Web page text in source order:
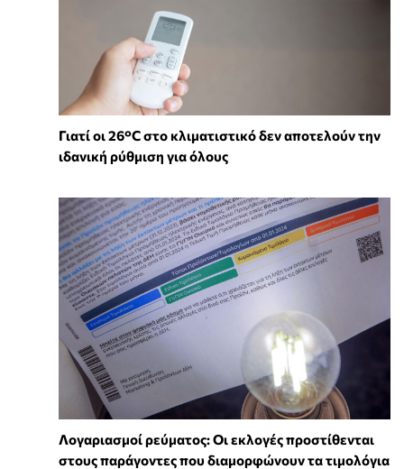
Γιατί οι 26°C στο κλιματιστικό δεν αποτελούν την
ιδανική ρύθμιση για όλους
Λογαριασμοί ρεύματος: Οι εκλογές προστίθενται
στους παράγοντες που διαμορφώνουν τα τιμολόγια